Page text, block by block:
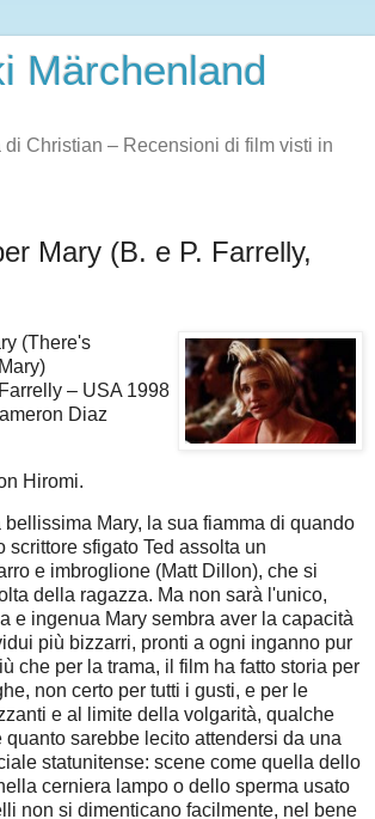
Märchenland
di Christian – Recensioni di film visti in
Mary (B. e P. Farrelly,
(There's
– USA 1998
Diaz
Hiromi.
bellissima Mary, la sua fiamma di quando
scrittore sfigato Ted assolta un
e imbroglione (Matt Dillon), che si
della ragazza. Ma non sarà l'unico,
e ingenua Mary sembra aver la capacità
più bizzarri, pronti a ogni inganno pur
che per la trama, il film ha fatto storia per
non certo per tutti i gusti, e per le
e al limite della volgarità, qualche
quanto sarebbe lecito attendersi da una
statunitense: scene come quella dello
cerniera lampo o dello sperma usato
non si dimenticano facilmente, nel bene